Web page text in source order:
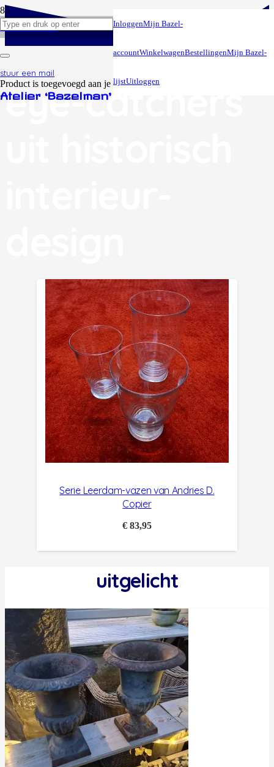
+316 195 06 678 InloggenMijn Bazel-
accountWinkelwagenBestellingenMijn Bazel-
lijstUitloggen
stuur een mail
Product is toegevoegd aan je winkelwagen.
Atelier ‘Bazelman’
eye-catchers
Serie Leerdam-vazen van Andries D.
Copier
€ 83,95
uitgelicht